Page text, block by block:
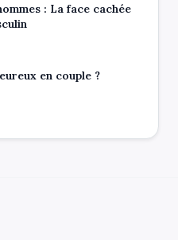
: La face cachée
en couple ?